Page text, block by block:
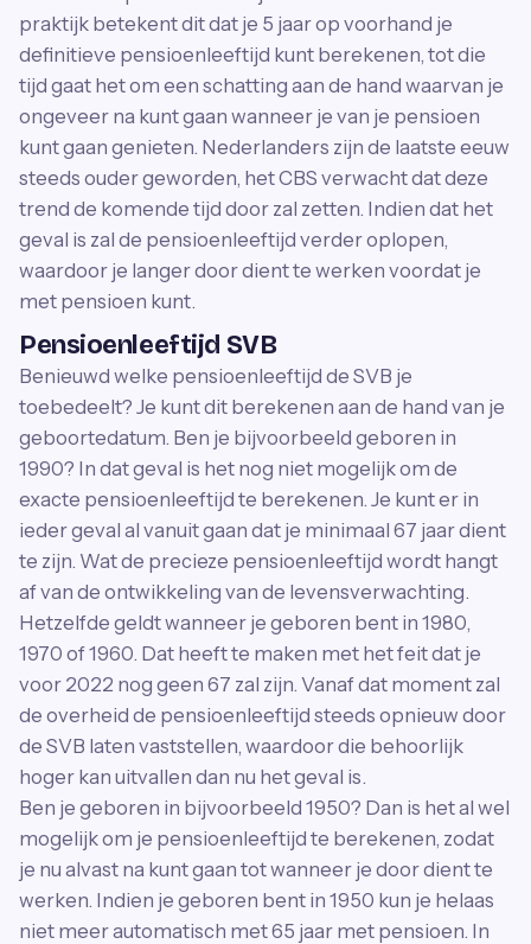
praktijk betekent dit dat je 5 jaar op voorhand je
definitieve pensioenleeftijd kunt berekenen, tot die
tijd gaat het om een schatting aan de hand waarvan je
ongeveer na kunt gaan wanneer je van je pensioen
kunt gaan genieten. Nederlanders zijn de laatste eeuw
steeds ouder geworden, het CBS verwacht dat deze
trend de komende tijd door zal zetten. Indien dat het
geval is zal de pensioenleeftijd verder oplopen,
waardoor je langer door dient te werken voordat je
met pensioen kunt.
Pensioenleeftijd SVB
Benieuwd welke pensioenleeftijd de SVB je
toebedeelt? Je kunt dit berekenen aan de hand van je
geboortedatum. Ben je bijvoorbeeld geboren in
1990? In dat geval is het nog niet mogelijk om de
exacte pensioenleeftijd te berekenen. Je kunt er in
ieder geval al vanuit gaan dat je minimaal 67 jaar dient
te zijn. Wat de precieze pensioenleeftijd wordt hangt
af van de ontwikkeling van de levensverwachting.
Hetzelfde geldt wanneer je geboren bent in 1980,
1970 of 1960. Dat heeft te maken met het feit dat je
voor 2022 nog geen 67 zal zijn. Vanaf dat moment zal
de overheid de pensioenleeftijd steeds opnieuw door
de SVB laten vaststellen, waardoor die behoorlijk
hoger kan uitvallen dan nu het geval is.
Ben je geboren in bijvoorbeeld 1950? Dan is het al wel
mogelijk om je pensioenleeftijd te berekenen, zodat
je nu alvast na kunt gaan tot wanneer je door dient te
werken. Indien je geboren bent in 1950 kun je helaas
niet meer automatisch met 65 jaar met pensioen. In